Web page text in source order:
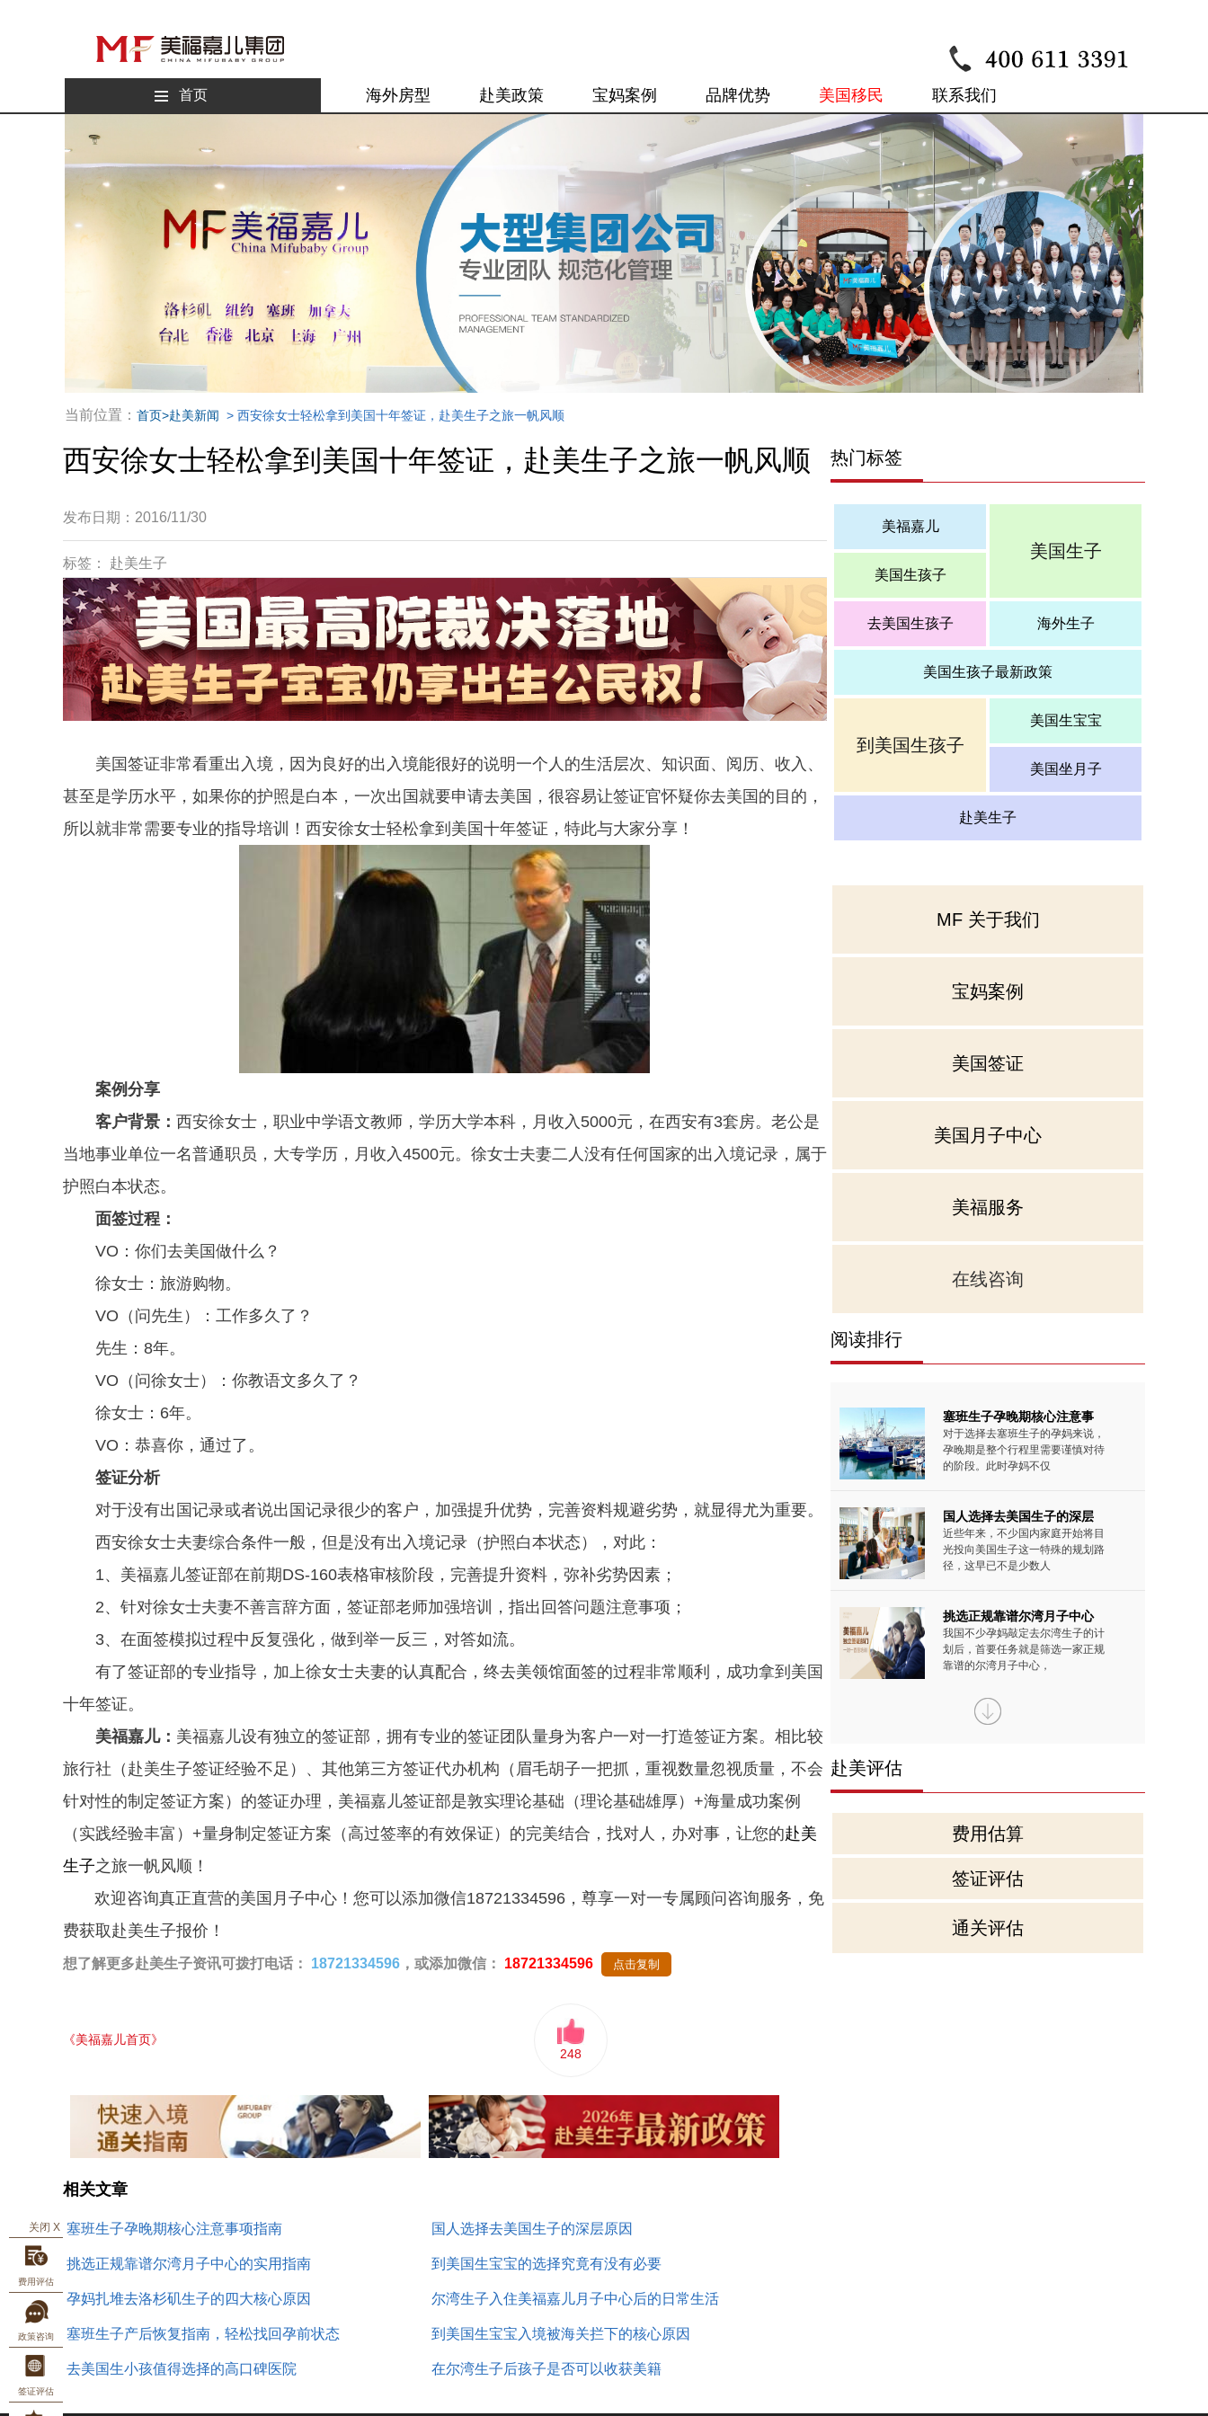
首页 海外房型 赴美政策 宝妈案例 品牌优势 美国移民 联系我们
当前位置： 首页>赴美新闻 > 西安徐女士轻松拿到美国十年签证，赴美生子之旅一帆风顺
西安徐女士轻松拿到美国十年签证，赴美生子之旅一帆风顺
发布日期：2016/11/30
标签： 赴美生子
美国签证非常看重出入境，因为良好的出入境能很好的说明一个人的生活层次、知识面、阅历、收入、
甚至是学历水平，如果你的护照是白本，一次出国就要申请去美国，很容易让签证官怀疑你去美国的目的，
所以就非常需要专业的指导培训！西安徐女士轻松拿到美国十年签证，特此与大家分享！
案例分享
客户背景： 西安徐女士，职业中学语文教师，学历大学本科，月收入5000元，在西安有3套房。老公是
当地事业单位一名普通职员，大专学历，月收入4500元。徐女士夫妻二人没有任何国家的出入境记录，属于
护照白本状态。
面签过程：
VO：你们去美国做什么？
徐女士：旅游购物。
VO（问先生）：工作多久了？
先生：8年。
VO（问徐女士）：你教语文多久了？
徐女士：6年。
VO：恭喜你，通过了。
签证分析
对于没有出国记录或者说出国记录很少的客户，加强提升优势，完善资料规避劣势，就显得尤为重要。
西安徐女士夫妻综合条件一般，但是没有出入境记录（护照白本状态），对此：
1、美福嘉儿签证部在前期DS-160表格审核阶段，完善提升资料，弥补劣势因素；
2、针对徐女士夫妻不善言辞方面，签证部老师加强培训，指出回答问题注意事项；
3、在面签模拟过程中反复强化，做到举一反三，对答如流。
有了签证部的专业指导，加上徐女士夫妻的认真配合，终去美领馆面签的过程非常顺利，成功拿到美国
十年签证。
美福嘉儿： 美福嘉儿设有独立的签证部，拥有专业的签证团队量身为客户一对一打造签证方案。相比较
旅行社（赴美生子签证经验不足）、其他第三方签证代办机构（眉毛胡子一把抓，重视数量忽视质量，不会
针对性的制定签证方案）的签证办理，美福嘉儿签证部是敦实理论基础（理论基础雄厚）+海量成功案例
（实践经验丰富）+量身制定签证方案（高过签率的有效保证）的完美结合，找对人，办对事，让您的赴美
生子之旅一帆风顺！
欢迎咨询真正直营的美国月子中心！您可以添加微信18721334596，尊享一对一专属顾问咨询服务，免
费获取赴美生子报价！
想了解更多赴美生子资讯可拨打电话： 18721334596 ，或添加微信： 18721334596 点击复制
《美福嘉儿首页》
248
相关文章
塞班生子孕晚期核心注意事项指南 国人选择去美国生子的深层原因
挑选正规靠谱尔湾月子中心的实用指南 到美国生宝宝的选择究竟有没有必要
孕妈扎堆去洛杉矶生子的四大核心原因 尔湾生子入住美福嘉儿月子中心后的日常生活
塞班生子产后恢复指南，轻松找回孕前状态 到美国生宝宝入境被海关拦下的核心原因
去美国生小孩值得选择的高口碑医院 在尔湾生子后孩子是否可以收获美籍
热门标签
美福嘉儿
美国生子
美国生孩子
去美国生孩子 海外生子
美国生孩子最新政策
到美国生孩子
美国生宝宝
美国坐月子
赴美生子
MF 关于我们
宝妈案例
美国签证
美国月子中心
美福服务
在线咨询
阅读排行
塞班生子孕晚期核心注意事
对于选择去塞班生子的孕妈来说，
孕晚期是整个行程里需要谨慎对待
的阶段。此时孕妈不仅
国人选择去美国生子的深层
近些年来，不少国内家庭开始将目
光投向美国生子这一特殊的规划路
径，这早已不是少数人
挑选正规靠谱尔湾月子中心
我国不少孕妈敲定去尔湾生子的计
划后，首要任务就是筛选一家正规
靠谱的尔湾月子中心，
到美国生宝宝的选择究竟有
孕妈扎堆去洛杉矶生子的四
近些年来，我国有越来越多孕妈更
现如今有不少孕妈计划前往尔湾生
赴美评估
费用估算
签证评估
通关评估
关闭 X
费用评估
政策咨询
签证评估